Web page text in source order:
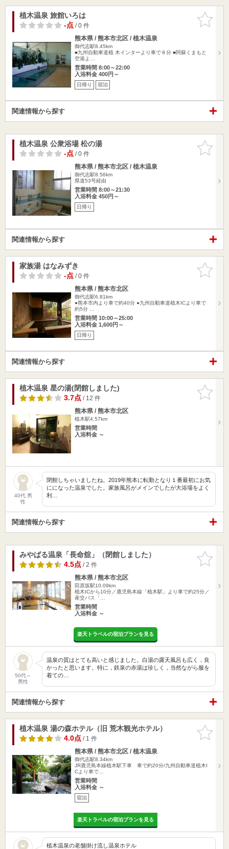
お気に入
りに追加
植木温泉 旅館いろは
-点/ 0 件
熊本県 / 熊本市北区 / 植木温泉
御代志駅8.45km
■九州自動車道植 木インターより車で８分 ■阿蘇くまもと
空港よ…
営業時間 8:00～22:00
入浴料金 400円～
日帰り 宿泊
関連情報から探す
お気に入
りに追加
植木温泉 公衆浴場 松の湯
-点/ 0 件
熊本県 / 熊本市北区 / 植木温泉
御代志駅8.56km
県道53号経由
営業時間 8:00～21:30
入浴料金 450円～
日帰り
関連情報から探す
お気に入
りに追加
家族湯 はなみずき
-点/ 0 件
熊本県 / 熊本市北区
御代志駅6.81km
●熊本市内より車で約40分 ●九州自動車道植木ICより車で
約5分 …
営業時間 10:00～25:00
入浴料金 1,600円～
日帰り
関連情報から探す
お気に入
りに追加
植木温泉 星の湯(閉館しました)
3.7点/ 12 件
熊本県 / 熊本市北区
植木駅4.57km
営業時間
入浴料金 ～
40代 男
性
閉館しちゃいましたね。2019年熊本に転勤となり１番最初にお気
にになった温泉でした。家族風呂がメインでしたが大浴場をよく
利…
関連情報から探す
お気に入
りに追加
みやばる温泉「長命舘」（閉館しました）
4.5点/ 2 件
熊本県 / 熊本市北区
田原坂駅10.09km
植木ICから10分／鹿児島本線「植木駅」より車で約25分／
産交バス「…
営業時間
入浴料金 ～
楽天トラベルの宿泊プランを見る
50代～
男性
温泉の質はとても高いと感じました。白湯の露天風呂も広く，良
かったと思います。特に，鉄泉の赤湯は珍しく，当然ながら服を
着ての…
関連情報から探す
お気に入
りに追加
植木温泉 湯の森ホテル（旧 荒木観光ホテル）
4.0点/ 1 件
熊本県 / 熊本市北区 / 植木温泉
御代志駅8.34km
JR鹿児島本線植木駅下車 車で約20分/九州自動車道植木I
Cより車で…
営業時間
入浴料金 ～
宿泊
楽天トラベルの宿泊プランを見る
植木温泉の老舗掛け流し温泉ホテル